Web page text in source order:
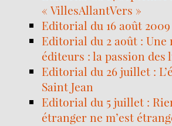
« VillesAllantVers »
Editorial du 16 août
Editorial du 2 août : Une
éditeurs : la passion des
Editorial du 26 juillet :
Saint Jean
Editorial du 5 juillet :
étranger ne m’est